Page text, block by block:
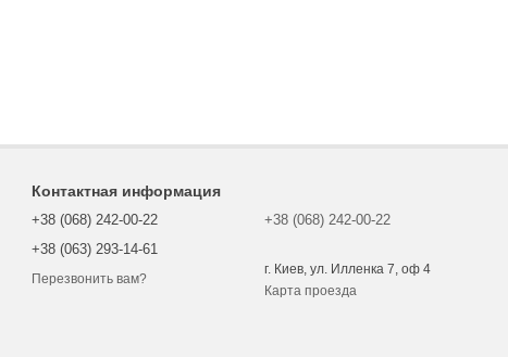
Контактная информация
+38 (068) 242-00-22
+38 (063) 293-14-61
Перезвонить вам?
+38 (068) 242-00-22
г. Киев, ул. Илленка 7, оф 4
Карта проезда